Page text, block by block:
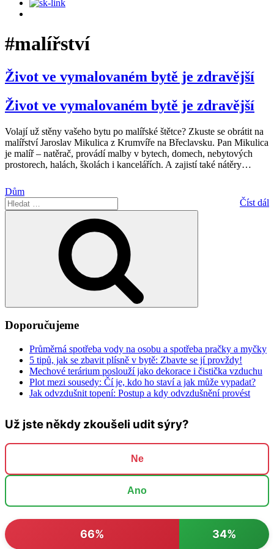
#malířství
Život ve vymalovaném bytě je zdravější
Život ve vymalovaném bytě je zdravější
Volají už stěny vašeho bytu po malířské štětce? Zkuste se obrátit na
malířství Jaroslav Mikulica z Krumvíře na Břeclavsku. Pan Mikulica
je malíř – natěrač, provádí malby v bytech, domech, nebytových
prostorech, halách, školách i kancelářích. A zajistí také nátěry…
Dům
Číst dál
Hledat:
Doporučujeme
Průměrná spotřeba vody na osobu a spotřeba pračky a myčky
5 tipů, jak se zbavit plísně v bytě: Zbavte se jí provždy!
Mechové terárium poslouží jako dekorace i čistička vzduchu
Plot mezi sousedy: Čí je, kdo ho staví a jak může vypadat?
Jak odvzdušnit topení: Postup a kdy odvzdušnění provést
Už jste někdy zkoušeli udit sýry?
Ne
Ano
66% 34%